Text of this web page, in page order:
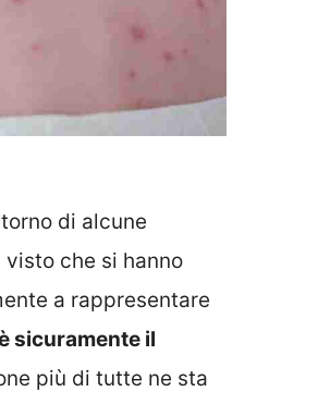
di alcune
che si hanno
a rappresentare
sicuramente il
più di tutte ne sta